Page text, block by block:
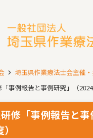
埼玉県作業療法士会主催
事例報告と事例研究」（2024
修「事例報告と事